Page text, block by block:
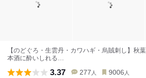
【のどぐろ・生雲丹・カワハギ・烏賊刺し】秋
本酒に酔いしれる…
3.37 277 人 9006 人